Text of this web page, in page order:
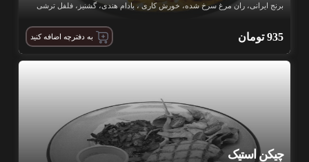
برنج ایرانی، ران مرغ سرخ شده، خورش کاری ، بادام هندی، گشنیز، فلفل ترشی
935 تومان به دفترچه اضافه کنید
چیکن استیک